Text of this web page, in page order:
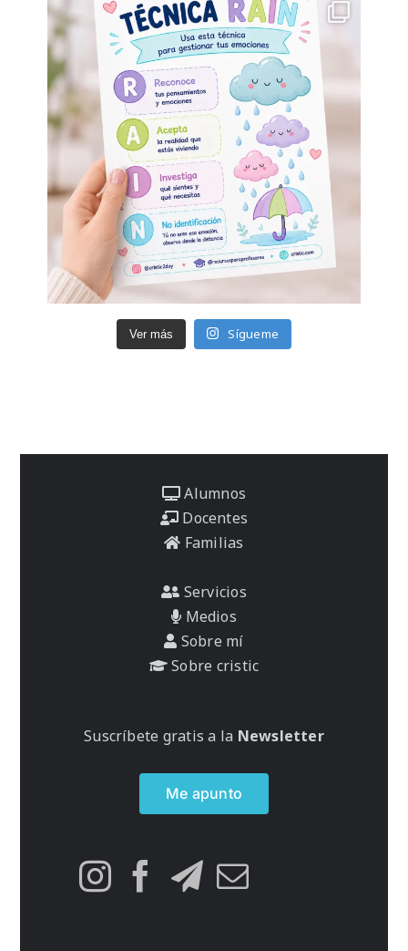
Ver más Sígueme
Alumnos
Docentes
Familias
Servicios
Medios
Sobre mí
Sobre cristic
Suscríbete gratis a la Newsletter
Me apunto